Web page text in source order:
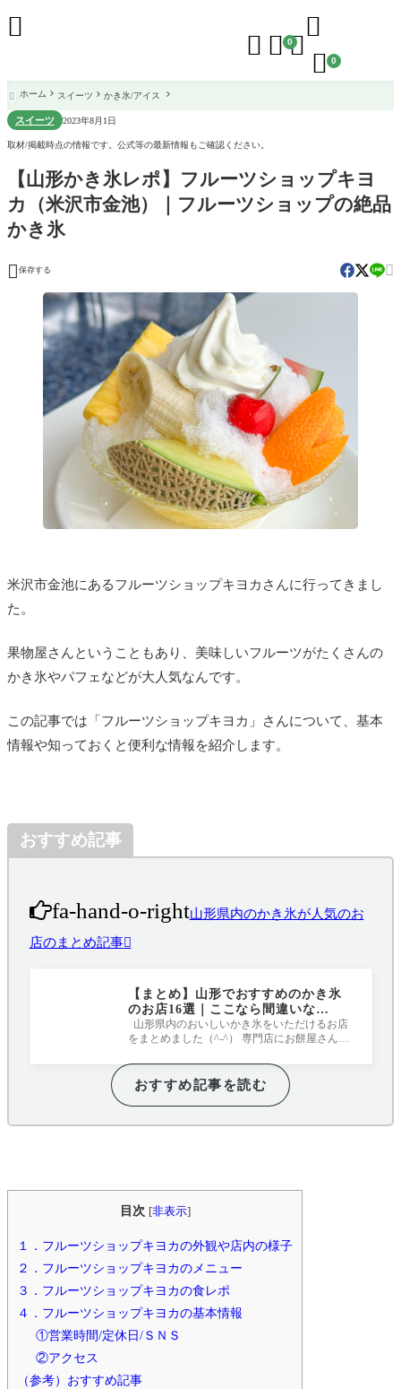
  0

 0

 ホーム スイーツ かき氷/アイス
スイーツ 2023年8月1日
取材/掲載時点の情報です。公式等の最新情報もご確認ください。
【山形かき氷レポ】フルーツショップキヨ
カ（米沢市金池）｜フルーツショップの絶品
かき氷
 保存する 
米沢市金池にあるフルーツショップキヨカさんに行ってきまし
た。
果物屋さんということもあり、美味しいフルーツがたくさんの
かき氷やパフェなどが大人気なんです。
この記事では「フルーツショップキヨカ」さんについて、基本
情報や知っておくと便利な情報を紹介します。
おすすめ記事
fa-hand-o-right山形県内のかき氷が人気のお
店のまとめ記事
【まとめ】山形でおすすめのかき氷
のお店16選｜ここなら間違いな
し！！！
山形県内のおいしいかき氷をいただけるお店
をまとめました（^-^） 専門店にお餅屋さんに
おすすめ記事を読む
目次 [非表示]
１．フルーツショップキヨカの外観や店内の様子
２．フルーツショップキヨカのメニュー
３．フルーツショップキヨカの食レポ
４．フルーツショップキヨカの基本情報
①営業時間/定休日/ＳＮＳ
②アクセス
（参考）おすすめ記事